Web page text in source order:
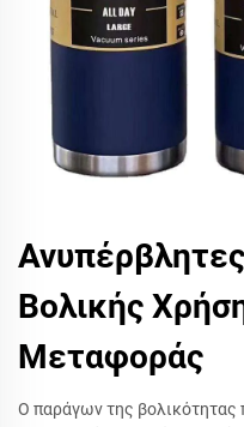
Βολικής
Μεταφοράς
Ο παράγων της βολικότητας